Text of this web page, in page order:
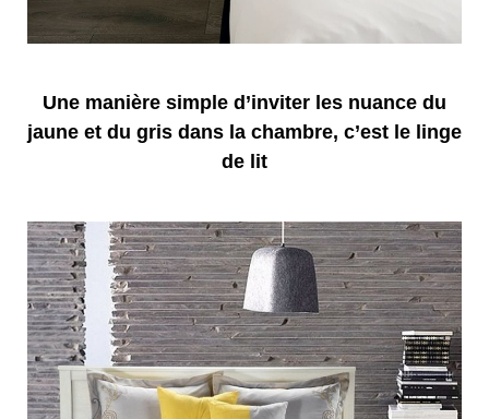
Une manière simple d’inviter les nuance du
jaune et du gris dans la chambre, c’est le linge
de lit